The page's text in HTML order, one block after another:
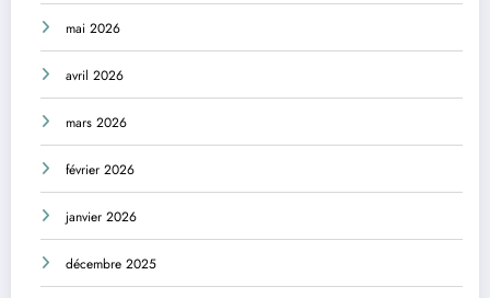
mai 2026
avril 2026
mars 2026
février 2026
janvier 2026
décembre 2025